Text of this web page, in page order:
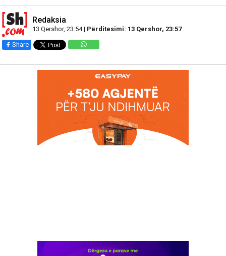
Redaksia
13 Qershor, 23:54 | Përditesimi: 13 Qershor, 23:57
Share